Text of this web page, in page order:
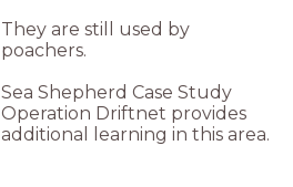
They are still used by
poachers.
Sea Shepherd Case Study
Operation Driftnet provides
additional learning in this area.